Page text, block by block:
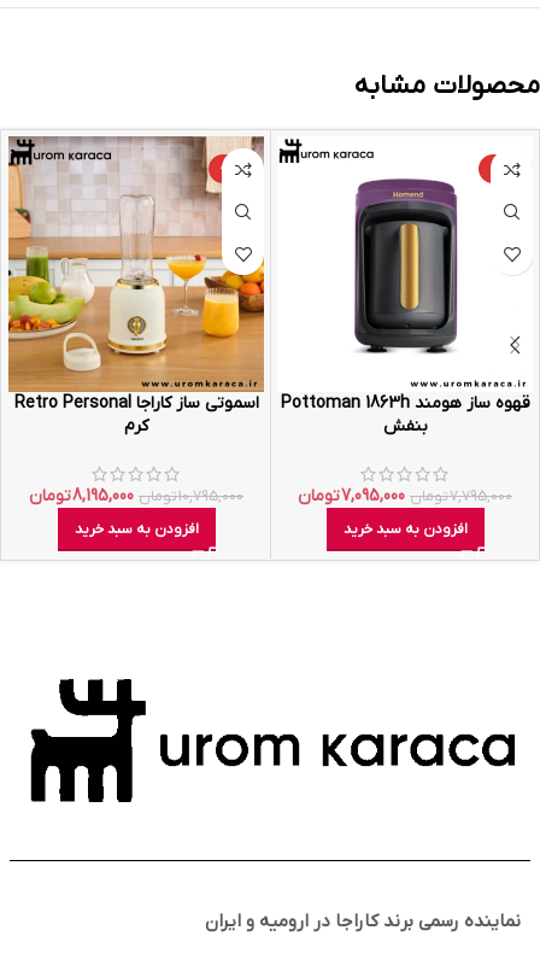
محصولات مشابه
-9%
قهوه ساز هومند Pottoman 1863h
بنفش
7,795,000تومان 7,095,000تومان
افزودن به سبد خرید
-24%
اسموتی ساز کاراجا Retro Personal
کرم
10,795,000تومان 8,195,000تومان
افزودن به سبد خرید
نماینده رسمی برند کاراجا در ارومیه و ایران